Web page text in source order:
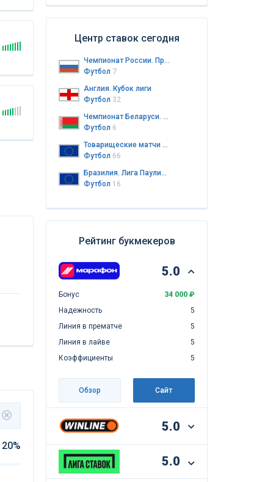
20%
Центр ставок сегодня
Чемпионат России. Премьер-лига
Футбол 7
Англия. Кубок лиги
Футбол 32
Чемпионат Беларуси. Высшая лига
Футбол 6
Товарищеские матчи клубов
Футбол 66
Бразилия. Лига Паулиста до 20 лет
Футбол 16
Рейтинг букмекеров
5.0
Бонус
34 000 ₽
Надежность
5
Линия в прематче
5
Линия в лайве
5
Коэффициенты
5
Обзор Сайт
5.0
5.0